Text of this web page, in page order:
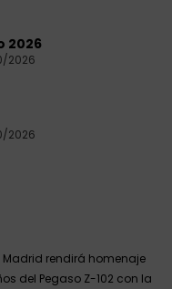
2026
2026
2026
Madrid rendirá homenaje
del Pegaso Z-102 con la